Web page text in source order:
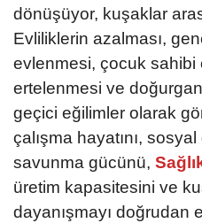
dönüşüyor, kuşaklar
Evliliklerin azalması,
evlenmesi, çocuk sahibi
ertelenmesi ve
geçici eğilimler olarak
çalışma hayatını,
savunma gücünü,
üretim kapasitesini ve
dayanışmayı doğrudan